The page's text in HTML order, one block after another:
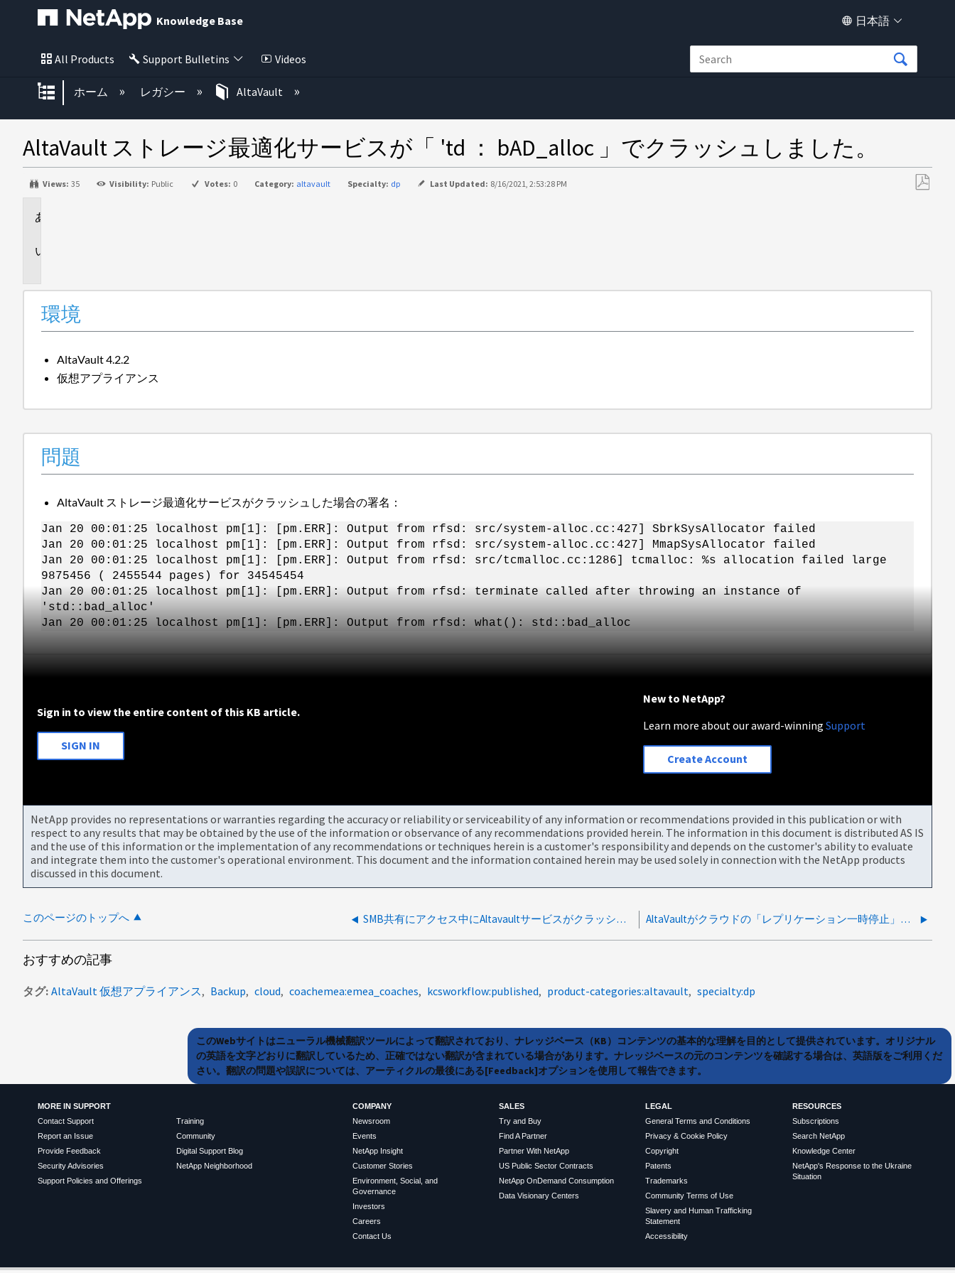
Knowledge Base 日本語
All Products Support Bulletins Videos
グローバル階層を展開/折りたたむ
ホーム レガシー AltaVault
AltaVault ストレージ最適化サービスが「 'td ： bAD_alloc 」でクラッシュしました。
Views: 35 Visibility: Public Votes: 0 Category: altavault Specialty: dp Last Updated: 8/16/2021, 2:53:28 PM
環境
AltaVault 4.2.2
仮想アプライアンス
問題
AltaVault ストレージ最適化サービスがクラッシュした場合の署名：
Jan 20 00:01:25 localhost pm[1]: [pm.ERR]: Output from rfsd: src/system-alloc.cc:427] SbrkSysAllocator failed
Jan 20 00:01:25 localhost pm[1]: [pm.ERR]: Output from rfsd: src/system-alloc.cc:427] MmapSysAllocator failed
Jan 20 00:01:25 localhost pm[1]: [pm.ERR]: Output from rfsd: src/tcmalloc.cc:1286] tcmalloc: %s allocation failed large
9875456 ( 2455544 pages) for 34545454
Jan 20 00:01:25 localhost pm[1]: [pm.ERR]: Output from rfsd: terminate called after throwing an instance of
'std::bad_alloc'
Jan 20 00:01:25 localhost pm[1]: [pm.ERR]: Output from rfsd: what(): std::bad_alloc
Sign in to view the entire content of this KB article.
SIGN IN
New to NetApp?
Learn more about our award-winningSupport
Create Account
NetApp provides no representations or warranties regarding the accuracy or reliability or serviceability of any information or recommendations provided in this publication or with
respect to any results that may be obtained by the use of the information or observance of any recommendations provided herein. The information in this document is distributed AS IS
and the use of this information or the implementation of any recommendations or techniques herein is a customer's responsibility and depends on the customer's ability to evaluate
and integrate them into the customer's operational environment. This document and the information contained herein may be used solely in connection with the NetApp products
discussed in this document.
このページのトップへ SMB共有にアクセス中にAltavaultサービスがクラッシュする AltaVaultがクラウドの「レプリケーション一時停止」アラートを繰り返しトリガーする
おすすめの記事
タグ AltaVault 仮想アプライアンス Backup cloud coachemea:emea_coaches kcsworkflow:published product-categories:altavault specialty:dp
このWebサイトはニューラル機械翻訳ツールによって翻訳されており、ナレッジベース（KB）コンテンツの基本的な理解を目的として提供されています。オリジナル
の英語を文字どおりに翻訳しているため、正確ではない翻訳が含まれている場合があります。ナレッジベースの元のコンテンツを確認する場合は、英語版をご利用くだ
さい。翻訳の問題や誤訳については、アーティクルの最後にある[Feedback]オプションを使用して報告できます。
MORE IN SUPPORT
Contact Support
Report an Issue
Provide Feedback
Security Advisories
Support Policies and Offerings
Training
Community
Digital Support Blog
NetApp Neighborhood
COMPANY
Newsroom
Events
NetApp Insight
Customer Stories
Environment, Social, and
Governance
Investors
Careers
Contact Us
SALES
Try and Buy
Find A Partner
Partner With NetApp
US Public Sector Contracts
NetApp OnDemand Consumption
Data Visionary Centers
LEGAL
General Terms and Conditions
Privacy & Cookie Policy
Copyright
Patents
Trademarks
Community Terms of Use
Slavery and Human Trafficking
Statement
Accessibility
RESOURCES
Subscriptions
Search NetApp
Knowledge Center
NetApp's Response to the Ukraine
Situation